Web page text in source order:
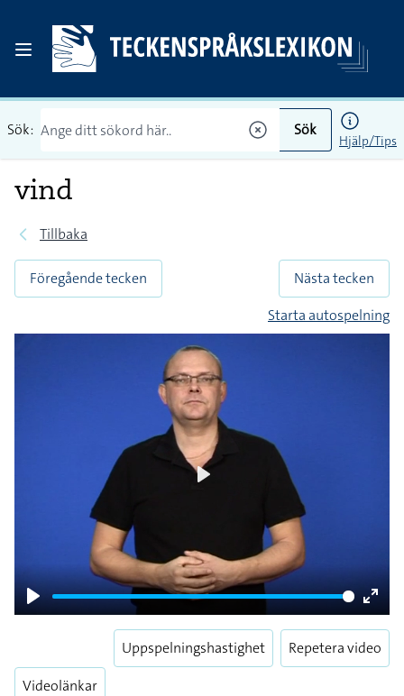
Sök: Sök
Hjälp/Tips
vind
Tillbaka
Föregående tecken
Nästa tecken
Starta autospelning
Play
Enter
Videolänkar
Uppspelningshastighet Repetera video